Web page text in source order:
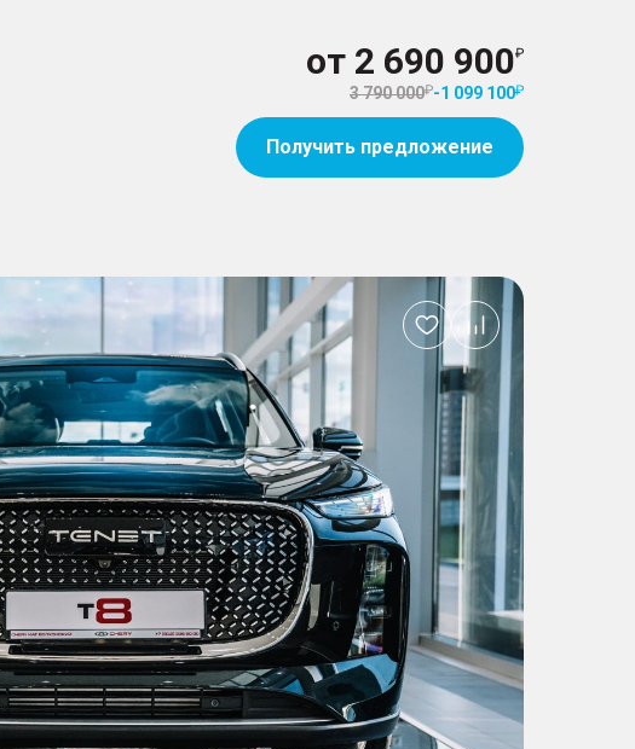
от 2 690 900
3 790 000 -1 099 100
Получить предложение
Добавить
в
избранное